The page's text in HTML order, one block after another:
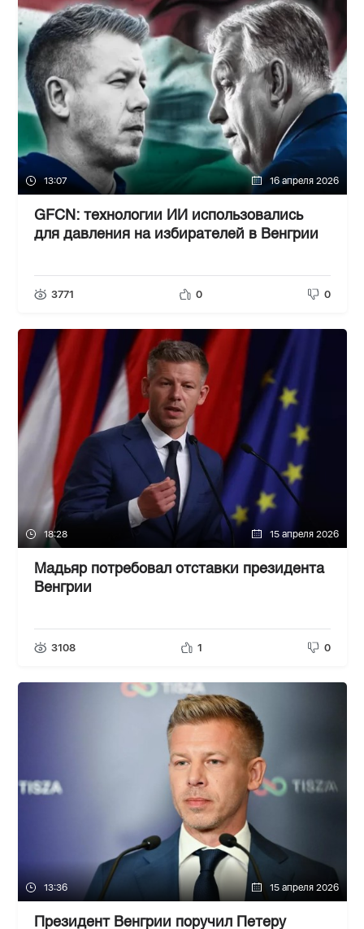
13:07 16 апреля 2026
GFCN: технологии ИИ использовались
для давления на избирателей в Венгрии
3771 0 0
18:28 15 апреля 2026
Мадьяр потребовал отставки президента
Венгрии
3108 1 0
13:36 15 апреля 2026
Президент Венгрии поручил Петеру